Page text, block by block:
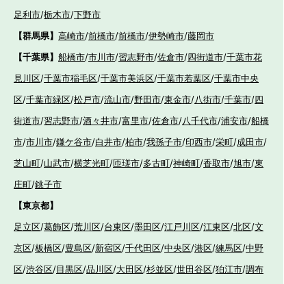
足利市/栃木市/下野市
【群馬県】 高崎市/前橋市/前橋市/伊勢崎市/藤岡市
【千葉県】 船橋市/市川市/習志野市/佐倉市/四街道市/千葉市花
見川区/千葉市稲毛区/千葉市美浜区/千葉市若葉区/千葉市中央
区/千葉市緑区/松戸市/流山市/野田市/東金市/八街市/千葉市/四
街道市/習志野市/酒々井市/富里市/佐倉市/八千代市/浦安市/船橋
市/市川市/鎌ケ谷市/白井市/柏市/我孫子市/印西市/栄町/成田市/
芝山町/山武市/横芝光町/匝瑳市/多古町/神崎町/香取市/旭市/東
庄町/銚子市
【東京都】
足立区/葛飾区/荒川区/台東区/墨田区/江戸川区/江東区/北区/文
京区/板橋区/豊島区/新宿区/千代田区/中央区/港区/練馬区/中野
区/渋谷区/目黒区/品川区/大田区/杉並区/世田谷区/狛江市/調布